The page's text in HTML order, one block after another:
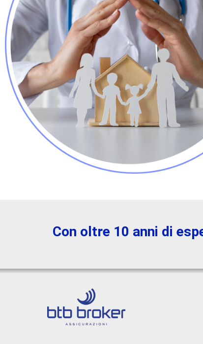
Con oltre 10 anni di